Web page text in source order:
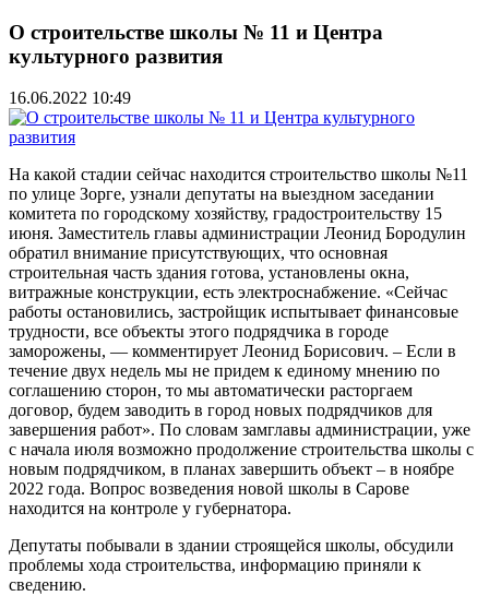
О строительстве школы № 11 и Центра
культурного развития
16.06.2022 10:49
На какой стадии сейчас находится строительство школы №11
по улице Зорге, узнали депутаты на выездном заседании
комитета по городскому хозяйству, градостроительству 15
июня. Заместитель главы администрации Леонид Бородулин
обратил внимание присутствующих, что основная
строительная часть здания готова, установлены окна,
витражные конструкции, есть электроснабжение. «Сейчас
работы остановились, застройщик испытывает финансовые
трудности, все объекты этого подрядчика в городе
заморожены, — комментирует Леонид Борисович. – Если в
течение двух недель мы не придем к единому мнению по
соглашению сторон, то мы автоматически расторгаем
договор, будем заводить в город новых подрядчиков для
завершения работ». По словам замглавы администрации, уже
с начала июля возможно продолжение строительства школы с
новым подрядчиком, в планах завершить объект – в ноябре
2022 года. Вопрос возведения новой школы в Сарове
находится на контроле у губернатора.
Депутаты побывали в здании строящейся школы, обсудили
проблемы хода строительства, информацию приняли к
сведению.